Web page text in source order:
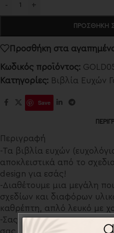
- +
ΠΡΟΣΘΉΚΗ
Προσθήκη στα
Κωδικός προϊόντος:
Κατηγορίες: Βιβλία Ευχών
Save
Περιγραφή
-Τα βιβλία ευχών
αποκλειστικά από το
design για εσάς!
-Διαθέτουμε μια μεγάλη
σχεδίων και διαφόρων
καθρέπτη, απλό λευκό με
-Σας παρέχουμε την
σας σχέδιο κατόπιν